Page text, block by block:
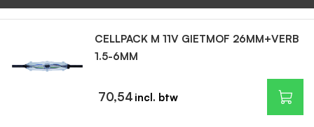
CELLPACK M 11V GIETMOF 26MM+VERB
1.5-6MM
70,54